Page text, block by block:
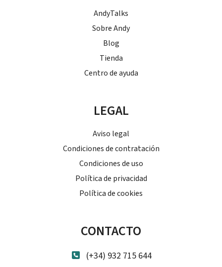
AndyTalks
Sobre Andy
Blog
Tienda
Centro de ayuda
LEGAL
Aviso legal
Condiciones de contratación
Condiciones de uso
Política de privacidad
Política de cookies
CONTACTO
(+34) 932 715 644